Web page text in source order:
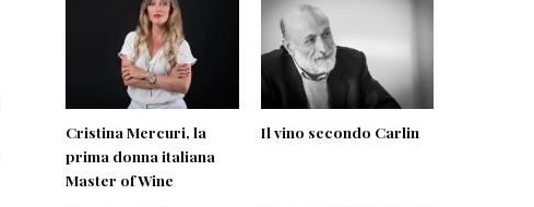
Cristina Mercuri, la
prima donna italiana
Master of Wine
Il vino secondo Carlin